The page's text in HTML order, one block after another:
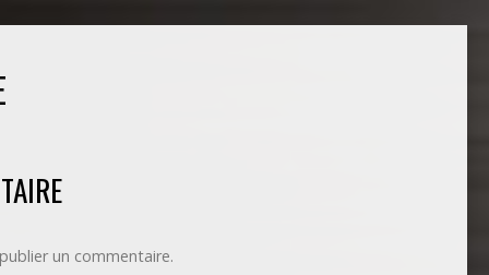
un commentaire.